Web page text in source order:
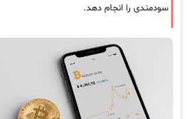
سودمندی را انجام دهد.